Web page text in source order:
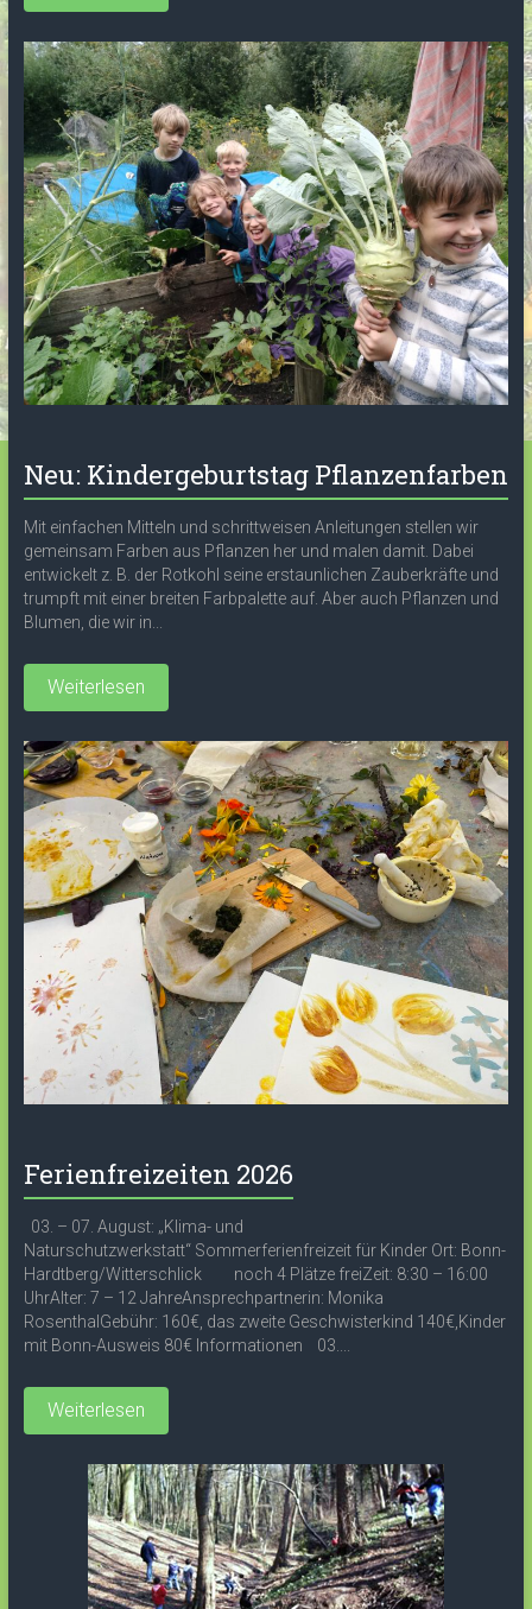
Neu: Kindergeburtstag Pflanzenfarben
Mit einfachen Mitteln und schrittweisen Anleitungen stellen wir
gemeinsam Farben aus Pflanzen her und malen damit. Dabei
entwickelt z. B. der Rotkohl seine erstaunlichen Zauberkräfte und
trumpft mit einer breiten Farbpalette auf. Aber auch Pflanzen und
Blumen, die wir in...
Weiterlesen
Ferienfreizeiten 2026
03. – 07. August: „Klima- und
Naturschutzwerkstatt“ Sommerferienfreizeit für Kinder Ort: Bonn-
Hardtberg/Witterschlick noch 4 Plätze freiZeit: 8:30 – 16:00
UhrAlter: 7 – 12 JahreAnsprechpartnerin: Monika
RosenthalGebühr: 160€, das zweite Geschwisterkind 140€,Kinder
mit Bonn-Ausweis 80€ Informationen 03....
Weiterlesen